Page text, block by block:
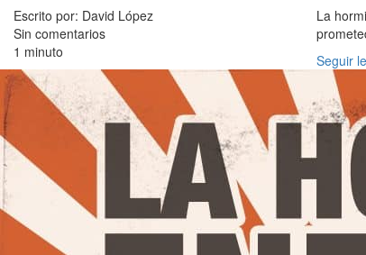
Escrito por: David López
Sin comentarios
1 minuto
La
Seguir